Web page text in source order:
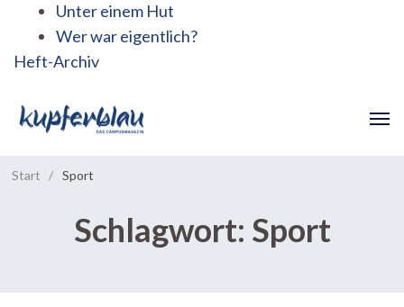
Unter einem Hut
Wer war eigentlich?
Heft-Archiv
Start / Sport
Schlagwort: Sport